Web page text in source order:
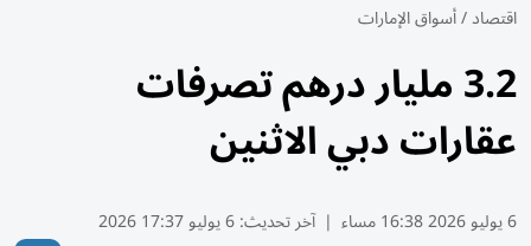
اقتصاد/أسواق الإمارات
3.2 مليار درهم تصرفات
عقارات دبي الاثنين
6 يوليو 2026 16:38 مساء | آخر تحديث:6 يوليو 17:37 2026